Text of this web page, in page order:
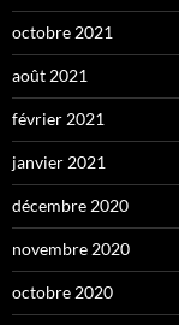
octobre 2021
août 2021
février 2021
janvier 2021
décembre 2020
novembre 2020
octobre 2020